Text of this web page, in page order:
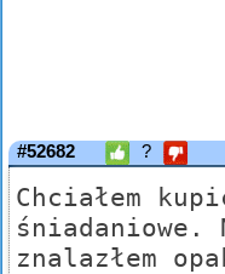
#52682 ?
Chciałem
śniadaniowe.
znalazłem